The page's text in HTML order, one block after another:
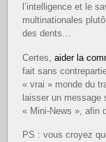
l’intelligence et le
multinationales
des dents…
Certes,aider la
fait sans
« vrai » monde du
laisser un message
« Mini-News », afin
PS : vous croyez